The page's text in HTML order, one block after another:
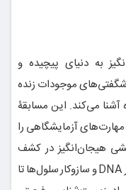
به دنیای پیچیده و
شگفتی‌های موجودات زنده
می‌کند. این مسابقۀ
آزمایشگاهی را
هیجان‌انگیز در کشف
مکانیسم‌های حیات دعوت می‌نماید. از اسرار DNA و سازوکار سلول‌ها تا